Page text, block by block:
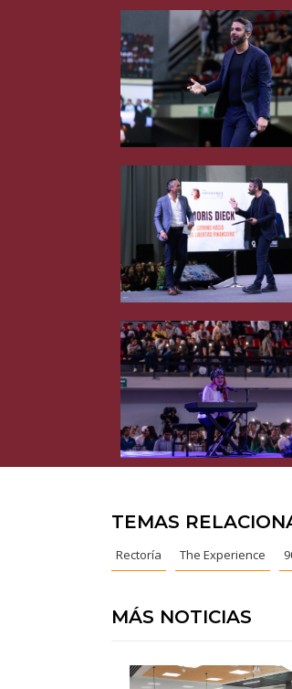
TEMAS
Rectoría The Experience
MÁS NOTICIAS